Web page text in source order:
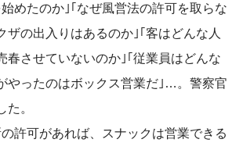
めたのか｣｢なぜ風営法の許可を取らな
ザの出入りはあるのか｣｢客はどんな人
春させていないのか｣｢従業員はどんな
やったのはボックス営業だ｣…。警察官
た。
許可があれば、スナックは営業できる